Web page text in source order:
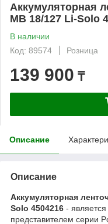
Аккумуляторная
MB 18/127 Li-Solo
В наличии
Код: 89574
Розница
139 900 ₸
Описание
Описание
Аккумуляторная
Solo 4504216 -
представителем серии